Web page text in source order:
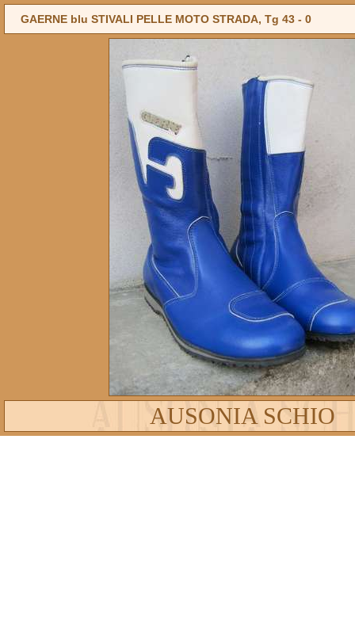
GAERNE blu STIVALI PELLE MOTO STRADA, Tg 43 - 0
AUSONIA SCHIO